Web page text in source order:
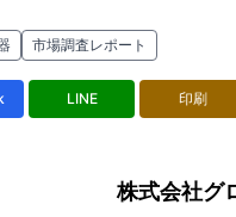
市場調査レポート
LINE 印刷
株式会社グ